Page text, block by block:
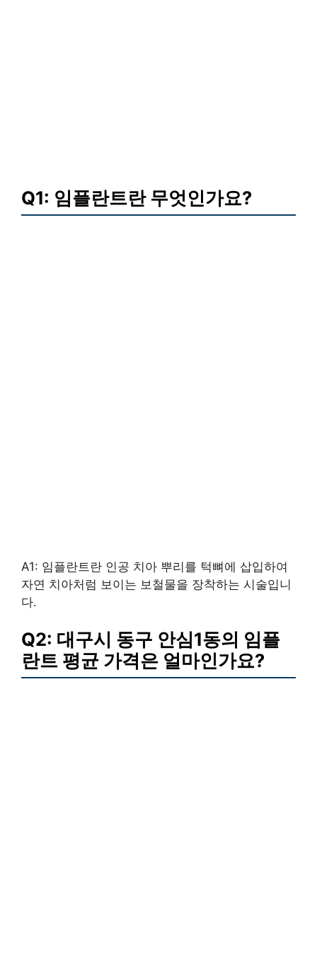
Q1: 임플란트란 무엇인가요?
A1: 임플란트란 인공 치아 뿌리를 턱뼈에 삽입하여
자연 치아처럼 보이는 보철물을 장착하는 시술입니
다.
Q2: 대구시 동구 안심1동의 임플
란트 평균 가격은 얼마인가요?